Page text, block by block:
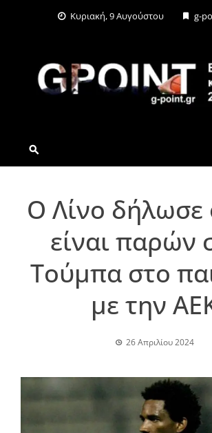
Κυριακή, 9 Αυγούστου g-
G-
Ο Λίνο δήλωσε
είναι παρών
Τούμπα στο
με την
26 Απριλίου 2024